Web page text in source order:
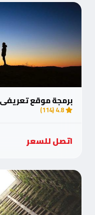
برمجة موقع
4.8 (114)
اتصل للسعر